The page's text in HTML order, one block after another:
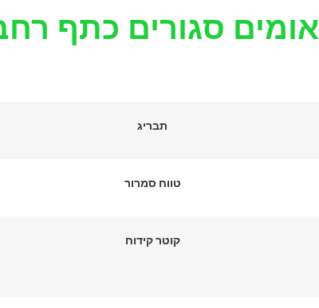
אומים סגורים כתף
תבריג
טווח סמרור
קוטר קידוח